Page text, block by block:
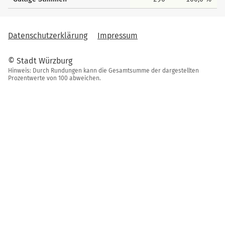
Datenschutzerklärung Impressum
© Stadt Würzburg
Hinweis: Durch Rundungen kann die Gesamtsumme der dargestellten
Prozentwerte von 100 abweichen.